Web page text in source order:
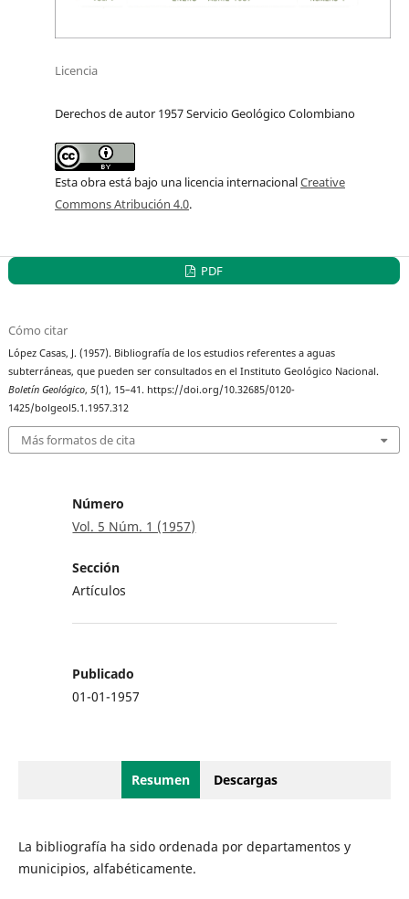
Licencia
Derechos de autor 1957 Servicio Geológico Colombiano
Esta obra está bajo una licencia internacionalCreative
Commons Atribución 4.0.
PDF
Cómo citar
López Casas, J. (1957). Bibliografía de los estudios referentes a aguas
subterráneas, que pueden ser consultados en el Instituto Geológico Nacional.
Boletín Geológico,5(1), 15–41. https://doi.org/10.32685/0120-
1425/bolgeol5.1.1957.312
Más formatos de cita
Número
Vol. 5 Núm. 1 (1957)
Sección
Artículos
Publicado
01-01-1957
Resumen Descargas
La bibliografía ha sido ordenada por departamentos y
municipios, alfabéticamente.